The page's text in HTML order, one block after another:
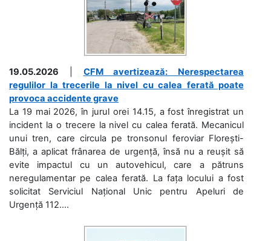
19.05.2026
CFM avertizează: Nerespectarea
regulilor la trecerile la nivel cu calea ferată poate
provoca accidente grave
La 19 mai 2026, în jurul orei 14.15, a fost înregistrat un
incident la o trecere la nivel cu calea ferată. Mecanicul
unui tren, care circula pe tronsonul feroviar Florești-
Bălți, a aplicat frânarea de urgență, însă nu a reușit să
evite impactul cu un autovehicul, care a pătruns
neregulamentar pe calea ferată. La fața locului a fost
solicitat Serviciul Național Unic pentru Apeluri de
Urgență 112....